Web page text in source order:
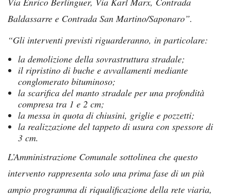
Baldassarre e Contrada San Martino/Saponaro”.
“Gli interventi previsti riguarderanno, in particolare:
la demolizione della sovrastruttura stradale;
il ripristino di buche e avvallamenti mediante
conglomerato bituminoso;
la scarifica del manto stradale per una profondità
compresa tra 1 e 2 cm;
la messa in quota di chiusini, griglie e pozzetti;
la realizzazione del tappeto di usura con spessore di
3 cm.
L’Amministrazione Comunale sottolinea che questo
intervento rappresenta solo una prima fase di un più
ampio programma di riqualificazione della rete viaria,